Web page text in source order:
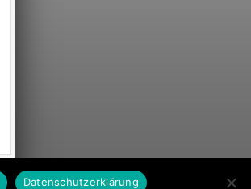
Datenschutzerklärung